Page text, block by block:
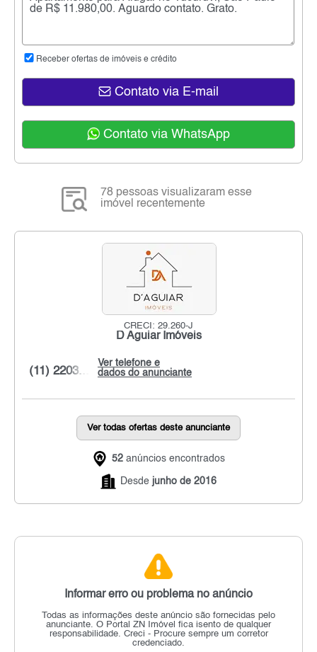
Receber ofertas de imóveis e crédito
Contato via E-mail
Contato via WhatsApp
78 pessoas visualizaram esse
imóvel recentemente
CRECI: 29.260-J
D Aguiar Imóveis
Ver telefone e
dados do anunciante
(11) 2203...
Ver todas ofertas deste anunciante
52 anúncios encontrados
Desde junho de 2016
Informar erro ou problema no anúncio
Todas as informações deste anúncio são fornecidas pelo
anunciante. O Portal ZN Imóvel fica isento de qualquer
responsabilidade. Creci - Procure sempre um corretor
credenciado.